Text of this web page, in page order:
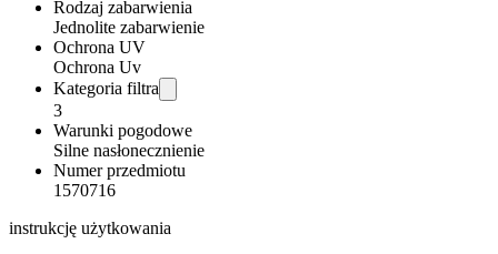
Rodzaj zabarwienia
Jednolite zabarwienie
Ochrona UV
Ochrona Uv
Kategoria filtra
3
Warunki pogodowe
Silne nasłonecznienie
Numer przedmiotu
1570716
instrukcję użytkowania